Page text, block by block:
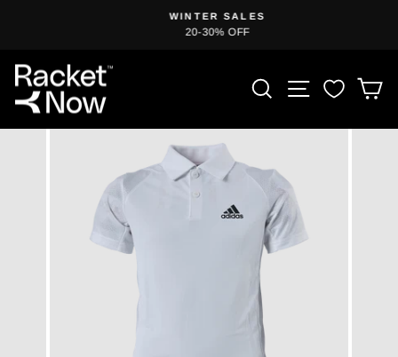
Sæt
WINTER SALES
20-30% OFF
SITE